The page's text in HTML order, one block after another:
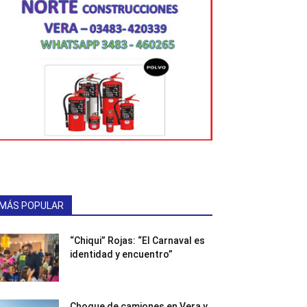
POPULAR
“Chiqui” Rojas: “El Carnaval es
identidad y encuentro”